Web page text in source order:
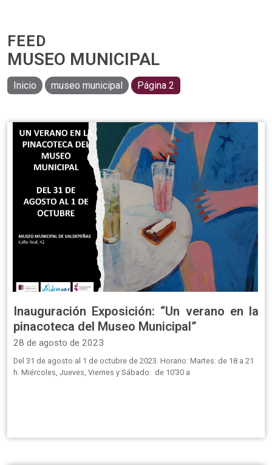
FEED
MUSEO MUNICIPAL
Inicio museo municipal Página 2
Inauguración Exposición: “Un verano en la
pinacoteca del Museo Municipal”
28 de agosto de 2023
Del 31 de agosto al 1 de octubre de 2023. Horario: Martes: de 18 a 21
h. Miércoles, Jueves, Viernes y Sábado: de 10’30 a